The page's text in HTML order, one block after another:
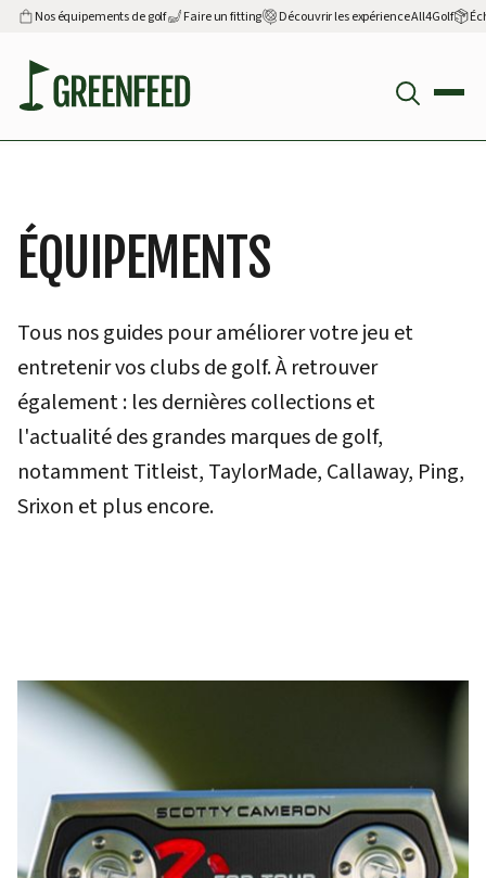
Nos équipements de golf Faire un fitting Découvrir les expérience All4Golf
ÉQUIPEMENTS
Tous nos guides pour améliorer votre jeu et
entretenir vos clubs de golf. À retrouver
également : les dernières collections et
l'actualité des grandes marques de golf,
notamment Titleist, TaylorMade, Callaway, Ping,
Srixon et plus encore.